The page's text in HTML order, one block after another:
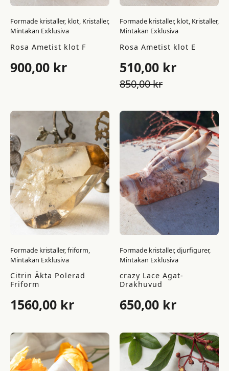
Formade kristaller, klot, Kristaller,
Mintakan Exklusiva
Rosa Ametist klot F
900,00 kr
Formade kristaller, klot, Kristaller,
Mintakan Exklusiva
Rosa Ametist klot E
850,00kr
Det
priset
850,00 kr.
510,00 kr
Det
priset
510,00 kr.
Formade kristaller, friform,
Mintakan Exklusiva
Citrin Äkta Polerad
Friform
1560,00 kr
Formade kristaller, djurfigurer,
Mintakan Exklusiva
crazy Lace Agat-
Drakhuvud
650,00 kr